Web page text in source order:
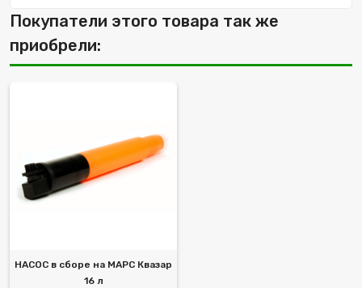
Покупатели этого товара так же
приобрели:
НАСОС в сборе на МАРС Квазар
16 л